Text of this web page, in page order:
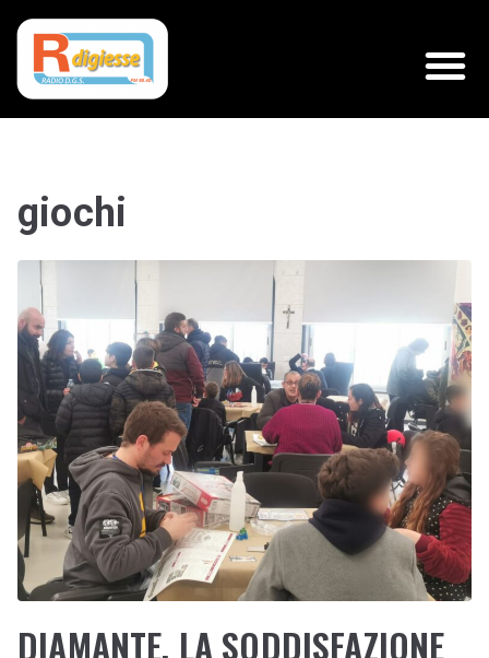
giochi
DIAMANTE. LA SODDISFAZIONE